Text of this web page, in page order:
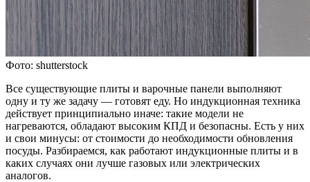
Фото: shutterstock
Все существующие плиты и варочные панели выполняют
одну и ту же задачу — готовят еду. Но индукционная техника
действует принципиально иначе: такие модели не
нагреваются, обладают высоким КПД и безопасны. Есть у них
и свои минусы: от стоимости до необходимости обновления
посуды. Разбираемся, как работают индукционные плиты и в
каких случаях они лучше газовых или электрических
аналогов.